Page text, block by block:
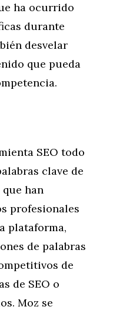
ha ocurrido
durante
desvelar
que pueda
SEO todo
clave de
han
profesionales
plataforma,
de palabras
de
de SEO o
Moz se